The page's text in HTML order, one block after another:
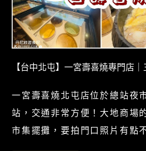
【台中北屯】一宮壽喜燒專門店
一宮壽喜燒北屯店位於總站夜
站，交通非常方便！大地商場
市集擺攤，要拍門口照片有點